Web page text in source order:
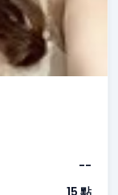
--
15 點